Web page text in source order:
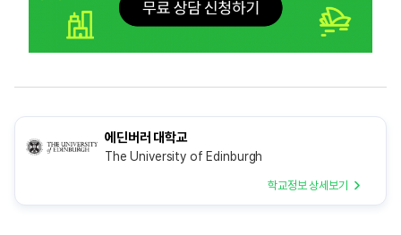
에딘버러 대학교
The University of Edinburgh
학교정보 상세보기